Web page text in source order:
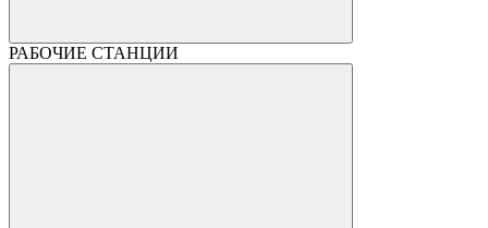
РАБОЧИЕ СТАНЦИИ